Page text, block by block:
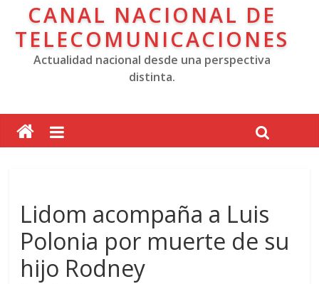
CANAL NACIONAL DE
TELECOMUNICACIONES
Actualidad nacional desde una perspectiva
distinta.
Lidom acompaña a Luis
Polonia por muerte de su
hijo Rodney